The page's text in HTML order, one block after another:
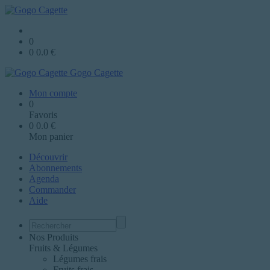
0
0 0.0 €
Gogo Cagette
Mon compte
0
Favoris
0 0.0 €
Mon panier
Découvrir
Abonnements
Agenda
Commander
Aide
Nos Produits
Fruits & Légumes
Légumes frais